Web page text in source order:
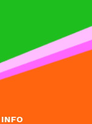
INFO